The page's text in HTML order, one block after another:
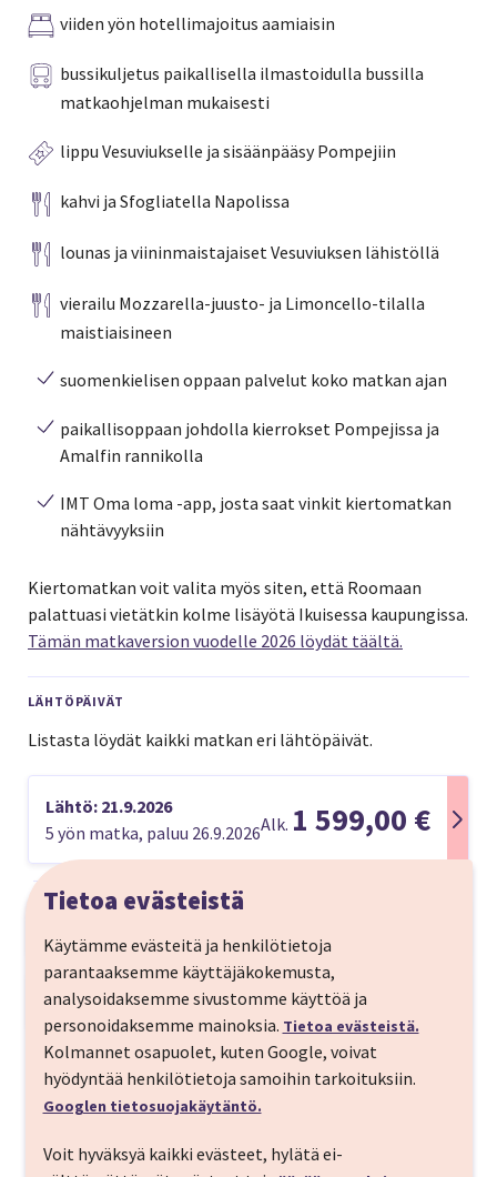
viiden yön hotellimajoitus aamiaisin
bussikuljetus paikallisella ilmastoidulla bussilla
matkaohjelman mukaisesti
lippu Vesuviukselle ja sisäänpääsy Pompejiin
kahvi ja Sfogliatella Napolissa
lounas ja viininmaistajaiset Vesuviuksen lähistöllä
vierailu Mozzarella-juusto- ja Limoncello-tilalla
maistiaisineen
suomenkielisen oppaan palvelut koko matkan ajan
paikallisoppaan johdolla kierrokset Pompejissa ja
Amalfin rannikolla
IMT Oma loma -app, josta saat vinkit kiertomatkan
nähtävyyksiin
Kiertomatkan voit valita myös siten, että Roomaan
palattuasi vietätkin kolme lisäyötä Ikuisessa kaupungissa.
Tämän matkaversion vuodelle 2026 löydät täältä.
LÄHTÖPÄIVÄT
Listasta löydät kaikki matkan eri lähtöpäivät.
Lähtö: 21.9.2026
5 yön matka, paluu 26.9.2026Alk. 1 599,00 €
Tällä matkalla aito italialaisuus on läsnä. Matka
kuljettaa turkoosin Napolinlahden kaupunkeihin,
värikkääseen Napoliin ja idylliseen Sorrentoon,
Vesuviuksen tulivuorelle sekä Pompejin
rauniokaupunkiin. Lisämaksullinen retki vie Caprin
saaren lumoavan kauniiseen luontoon. Matkan
pikkukylineen!
Matkaohjelma
Menolento Helsinki - Rooma, ajo Napoliin
Helsingistä. Rooman lentokentän tuloaulassa
Tutustu matkan kohteeseen
Tietoa evästeistä
Käytämme evästeitä ja henkilötietoja
parantaaksemme käyttäjäkokemusta,
analysoidaksemme sivustomme käyttöä ja
personoidaksemme mainoksia. Tietoa evästeistä.
Kolmannet osapuolet, kuten Google, voivat
hyödyntää henkilötietoja samoihin tarkoituksiin.
Googlen tietosuojakäytäntö.
Voit hyväksyä kaikki evästeet, hylätä ei-